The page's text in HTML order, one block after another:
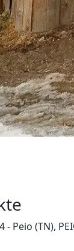
- Peio (TN),